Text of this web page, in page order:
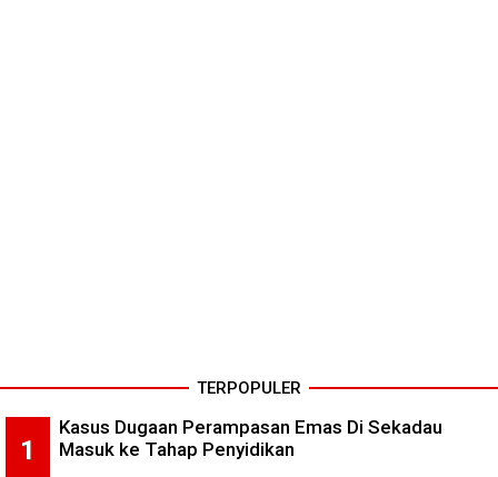
TERPOPULER
Kasus Dugaan Perampasan Emas Di Sekadau
Masuk ke Tahap Penyidikan